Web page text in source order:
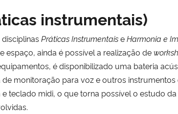
instrumentais)
Práticas InstrumentaiseHarmonia e
espaço, ainda é possível a realização de
é disponibilizado uma bateria
monitoração para voz e outros
teclado midi, o que torna possível o estudo